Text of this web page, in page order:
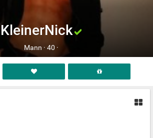
KleinerNick
Mann · 40 ·